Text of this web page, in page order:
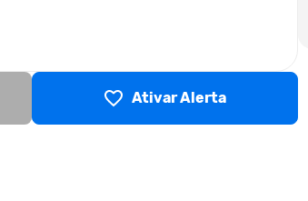
Ativar Alerta